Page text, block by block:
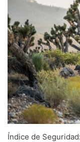
Índice de Seguridad: